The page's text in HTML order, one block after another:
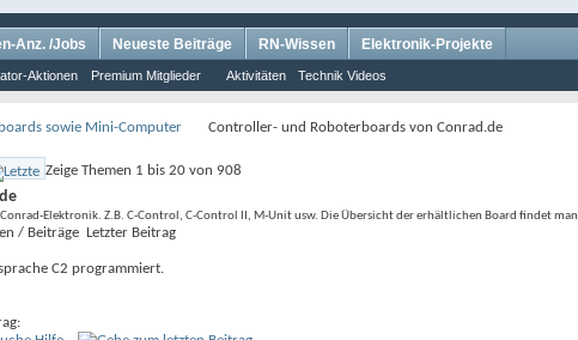
Aktionen Premium Mitglieder Aktivitäten Technik Videos
Anz. /Jobs Neueste Beiträge RN-Wissen Elektronik-Projekte
sowie Mini-Computer
Controller- und Roboterboards von Conrad.de
Zeige Themen 1 bis 20 von 908
Elektronik. Z.B. C-Control, C-Control II, M-Unit usw. Die Übersicht der erhältlichen Board findet man
/ Beiträge Letzter Beitrag
C2 programmiert.